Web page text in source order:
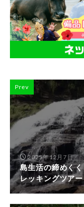
Prev
2025年12月7日
島生活の締めく
レッキングツアー